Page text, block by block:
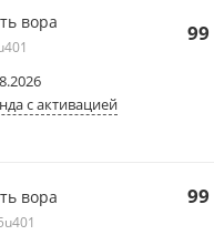
вора
с активацией
99
вора 99